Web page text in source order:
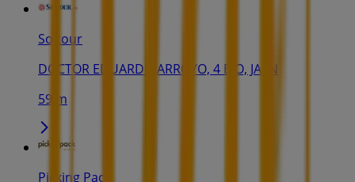
Soltour
DOCTOR EDUARDO ARROYO, 4 BJO, JAEN
59 m
Picking Pack